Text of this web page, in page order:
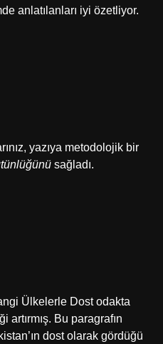
anlatılanları iyi özetliyor.
yazıya metodolojik bir
sağladı.
Ülkelerle Dost odakta
Bu paragrafın
dost olarak gördüğü